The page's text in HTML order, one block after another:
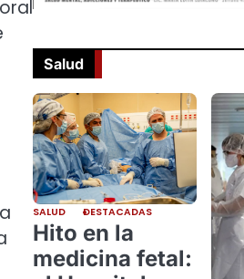
Salud
SALUD DESTACADAS
Hito en la
medicina fetal: